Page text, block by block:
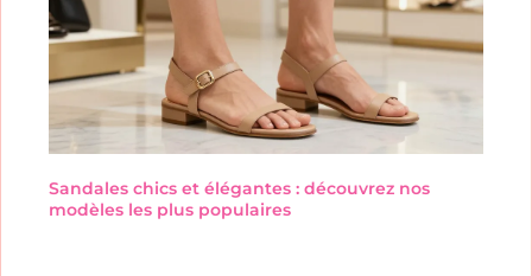
Sandales chics et élégantes : découvrez nos
modèles les plus populaires